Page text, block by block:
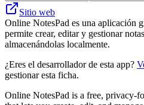
Sitio web
Online NotesPad es una aplicación
permite crear, editar y gestionar
almacenándolas localmente.
¿Eres el desarrollador de esta app?
gestionar esta ficha.
Online NotesPad is a free, privacy-